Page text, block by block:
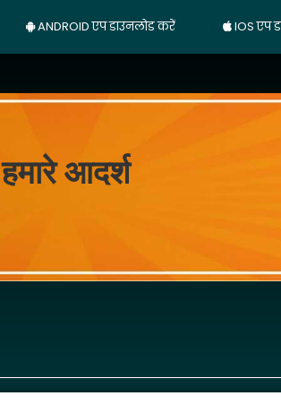
ANDROID एप डाउनलोड करें IOS एप
हमारे आदर्श